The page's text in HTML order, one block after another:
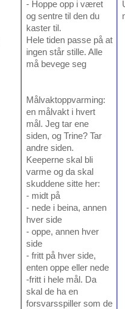
- Hoppe opp i været
og sentre til den du
kaster til.
Hele tiden passe på at
ingen står stille. Alle
må bevege seg
Målvaktoppvarming:
en målvakt i hvert
mål. Jeg tar ene
siden, og Trine? Tar
andre siden.
Keeperne skal bli
varme og da skal
skuddene sitte her:
- midt på
- nede i beina, annen
hver side
- oppe, annen hver
side
- fritt på hver side,
enten oppe eller nede
-fritt i hele mål. Da
skal de ha en
forsvarsspiller som de